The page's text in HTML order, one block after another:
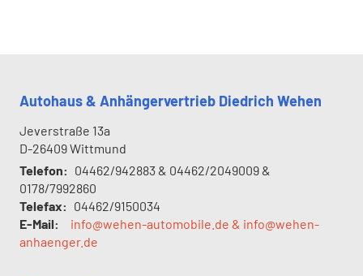
Autohaus & Anhängervertrieb Diedrich Wehen
Jeverstraße 13a
D-26409Wittmund
Telefon: 04462/942883 & 04462/2049009 &
0178/7992860
Telefax: 04462/9150034
E-Mail:
info@wehen-automobile.de & info@wehen-
anhaenger.de